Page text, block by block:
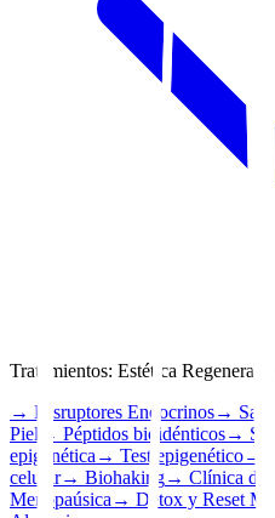
Tratamientos: Estética
→ Disruptores Endocrinos→
Piel → Péptidos bioidénticos→
epigenética → Test epigenético→
celular→ Biohaking→ Clínica de
Menopaúsica → Detox y Reset